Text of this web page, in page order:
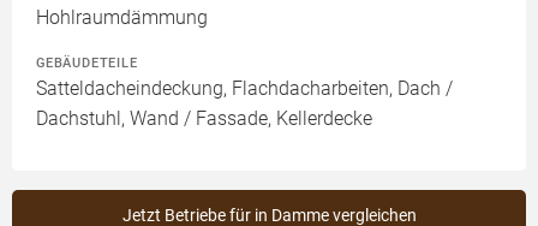
Hohlraumdämmung
GEBÄUDETEILE
Satteldacheindeckung, Flachdacharbeiten, Dach /
Dachstuhl, Wand / Fassade, Kellerdecke
Jetzt Betriebe für in Damme vergleichen